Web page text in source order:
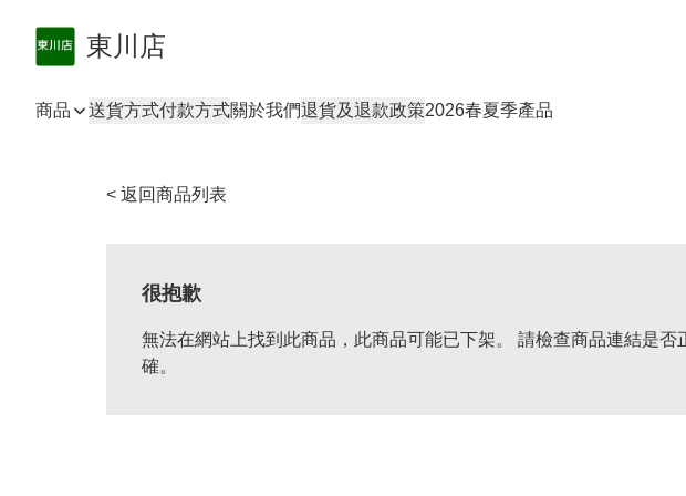
東川店
商品 送貨方式付款方式關於我們退貨及退款政策2026春夏季產品
< 返回商品列表
很抱歉
無法在網站上找到此商品，此商品可能已下架。 請檢查商品連結是否
確。